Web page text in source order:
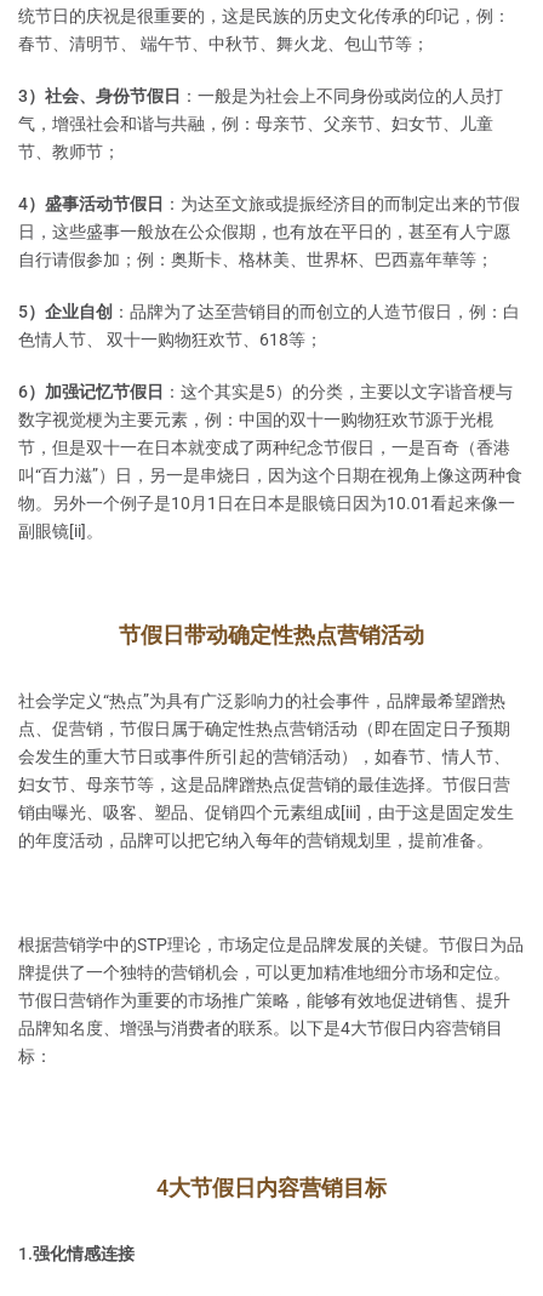
统节日的庆祝是很重要的，这是民族的历史文化传承的印记，例：
春节、清明节、 端午节、中秋节、舞火龙、包山节等；
3）社会、身份节假日 ：一般是为社会上不同身份或岗位的人员打
气，增强社会和谐与共融，例：母亲节、父亲节、妇女节、儿童
节、教师节；
4）盛事活动节假日 ：为达至文旅或提振经济目的而制定出来的节假
日，这些盛事一般放在公众假期，也有放在平日的，甚至有人宁愿
自行请假参加；例：奥斯卡、格林美、世界杯、巴西嘉年華等；
5）企业自创 ：品牌为了达至营销目的而创立的人造节假日，例：白
色情人节、 双十一购物狂欢节、618等；
6）加强记忆节假日 ：这个其实是5）的分类，主要以文字谐音梗与
数字视觉梗为主要元素，例：中国的双十一购物狂欢节源于光棍
节，但是双十一在日本就变成了两种纪念节假日，一是百奇（香港
叫“百力滋”）日，另一是串烧日，因为这个日期在视角上像这两种食
物。另外一个例子是10月1日在日本是眼镜日因为10.01看起来像一
副眼镜[ii]。
节假日带动确定性热点营销活动
社会学定义“热点”为具有广泛影响力的社会事件，品牌最希望蹭热
点、促营销，节假日属于确定性热点营销活动（即在固定日子预期
会发生的重大节日或事件所引起的营销活动），如春节、情人节、
妇女节、母亲节等，这是品牌蹭热点促营销的最佳选择。节假日营
销由曝光、吸客、塑品、促销四个元素组成[iii]，由于这是固定发生
的年度活动，品牌可以把它纳入每年的营销规划里，提前准备。
根据营销学中的STP理论，市场定位是品牌发展的关键。节假日为品
牌提供了一个独特的营销机会，可以更加精准地细分市场和定位。
节假日营销作为重要的市场推广策略，能够有效地促进销售、提升
品牌知名度、增强与消费者的联系。以下是4大节假日内容营销目
标：
4大节假日内容营销目标
1.强化情感连接